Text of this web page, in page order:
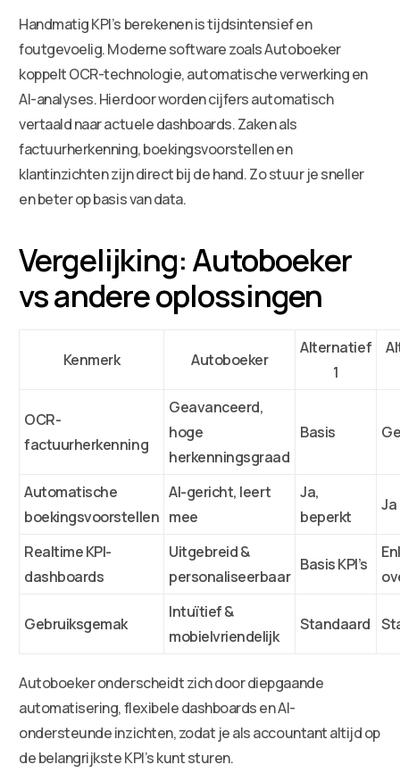
Handmatig KPI’s berekenen is tijdsintensief en
foutgevoelig. Moderne software zoals Autoboeker
koppelt OCR-technologie, automatische verwerking en
AI-analyses. Hierdoor worden cijfers automatisch
vertaald naar actuele dashboards. Zaken als
factuurherkenning, boekingsvoorstellen en
klantinzichten zijn direct bij de hand. Zo stuur je sneller
en beter op basis van data.
Vergelijking: Autoboeker
vs andere oplossingen
Kenmerk Autoboeker
Alternatief
1
OCR-
factuurherkenning
Geavanceerd,
hoge
herkenningsgraad
Basis
Automatische
boekingsvoorstellen
AI-gericht, leert
mee
Ja,
beperkt
Ja
Realtime KPI-
dashboards
Uitgebreid &
personaliseerbaar
Basis KPI’s
Gebruiksgemak
Intuïtief &
mobielvriendelijk
Standaard
Autoboeker onderscheidt zich door diepgaande
automatisering, flexibele dashboards en AI-
ondersteunde inzichten, zodat je als accountant altijd op
de belangrijkste KPI’s kunt sturen.